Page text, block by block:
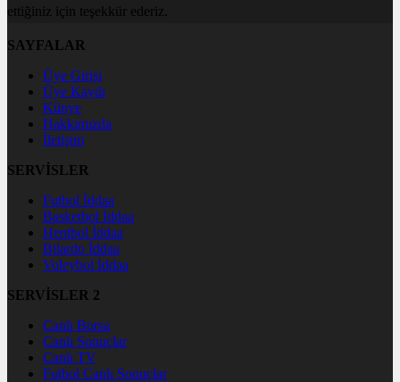
ettiğiniz için teşekkür ederiz.
SAYFALAR
Üye Girişi
Üye Kaydı
Künye
Hakkımızda
İletişim
SERVİSLER
Futbol İddaa
Basketbol İddaa
Hentbol İddaa
Bilardo İddaa
Voleybol İddaa
SERVİSLER 2
Canlı Borsa
Canlı Sonuçlar
Canlı TV
Futbol Canlı Sonuçlar